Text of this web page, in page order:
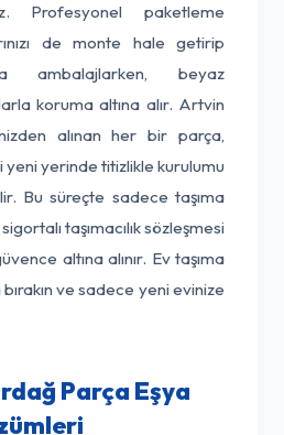
Profesyonel paketleme
de monte hale getirip
ambalajlarken, beyaz
koruma altına alır. Artvin
alınan her bir parça,
yerinde titizlikle kurulumu
Bu süreçte sadece taşıma
taşımacılık sözleşmesi
altına alınır. Ev taşıma
ve sadece yeni evinize
Parça Eşya